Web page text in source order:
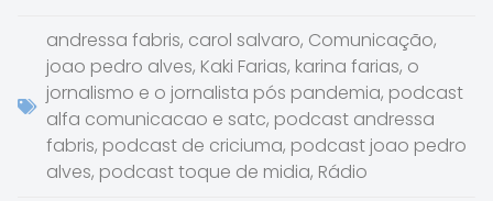
andressa fabris, carol salvaro, Comunicação,
joao pedro alves, Kaki Farias, karina farias, o
jornalismo e o jornalista pós pandemia, podcast
alfa comunicacao e satc, podcast andressa
fabris, podcast de criciuma, podcast joao pedro
alves, podcast toque de midia, Rádio